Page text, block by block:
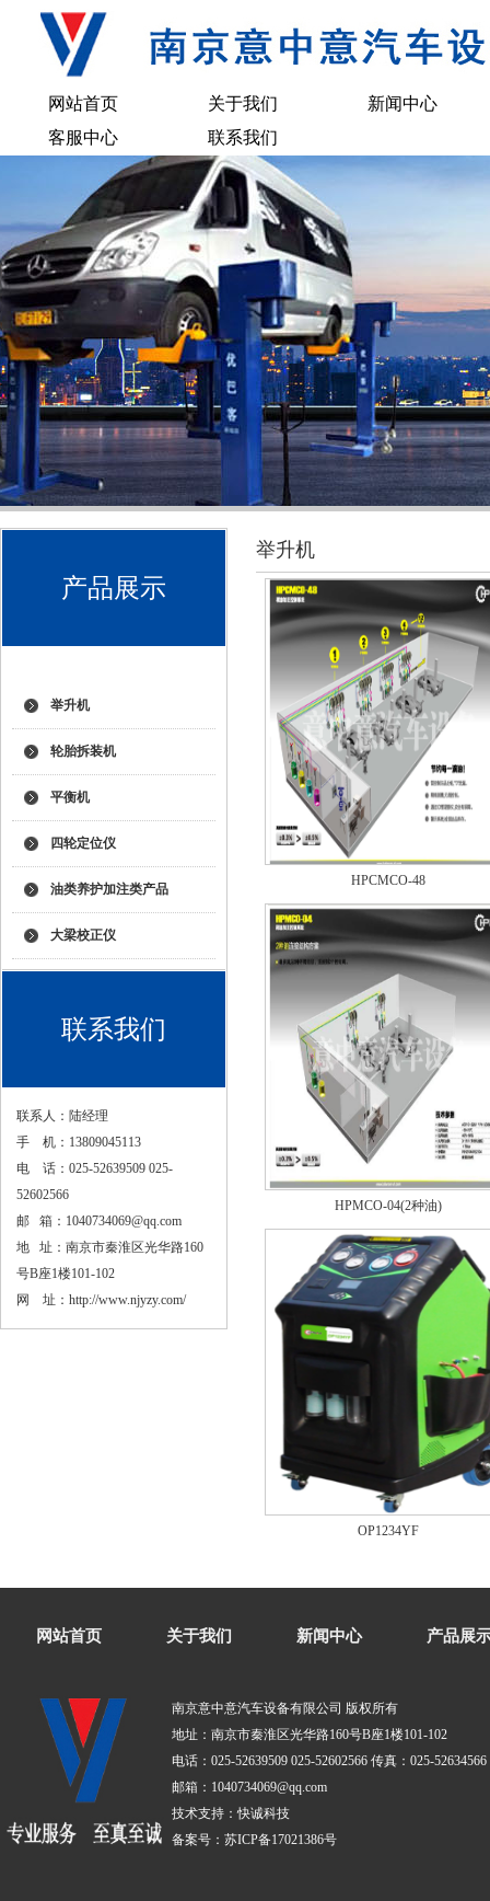
网站首页 关于我们
新闻中心
客服中心
联系我们
产品展示
举升机
轮胎拆装机
平衡机
四轮定位仪
油类养护加注类产品
大梁校正仪
联系我们
联系人：陆经理
手 机：13809045113
电 话：025-52639509 025-
52602566
邮 箱：1040734069@qq.com
地 址：南京市秦淮区光华路160
号B座1楼101-102
网 址： http://www.njyzy.com/
举升机
HPCMCO-48
HPMCO-04(2种油)
OP1234YF
网站首页 关于我们 新闻中心 产品展
南京意中意汽车设备有限公司 版权所有
地址：南京市秦淮区光华路160号B座1楼101-102
电话：025-52639509 025-52602566 传真：025-52634566
邮箱：1040734069@qq.com
技术支持：快诚科技
备案号： 苏ICP备17021386号